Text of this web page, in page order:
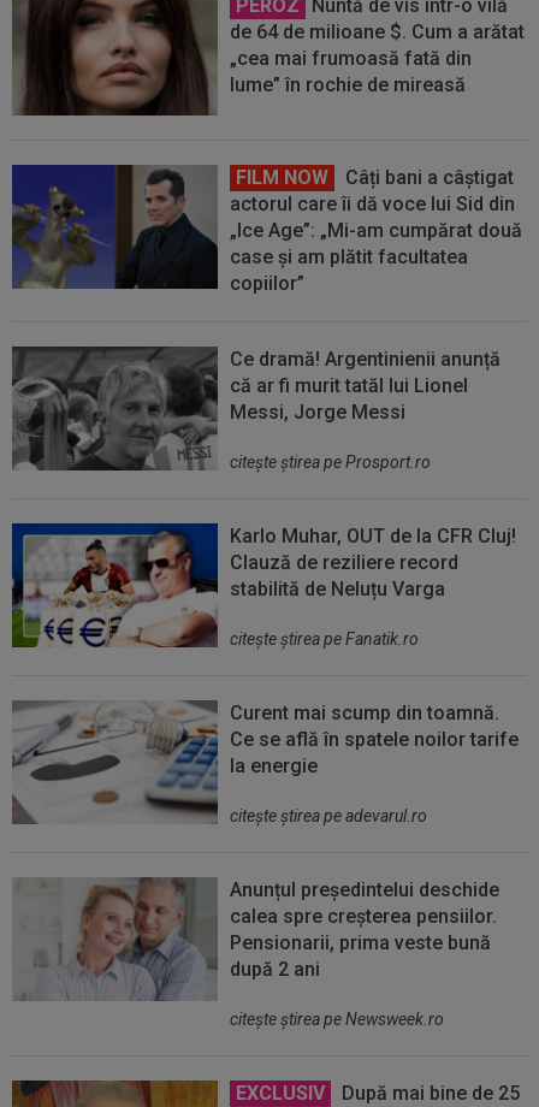
PEROZ
Nuntă de vis într-o vilă
de 64 de milioane $. Cum a arătat
„cea mai frumoasă fată din
lume” în rochie de mireasă
FILM NOW
Câți bani a câștigat
actorul care îi dă voce lui Sid din
„Ice Age”: „Mi-am cumpărat două
case și am plătit facultatea
copiilor”
Ce dramă! Argentinienii anunță
că ar fi murit tatăl lui Lionel
Messi, Jorge Messi
citeşte ştirea pe Prosport.ro
Karlo Muhar, OUT de la CFR Cluj!
Clauză de reziliere record
stabilită de Neluțu Varga
citeşte ştirea pe Fanatik.ro
Curent mai scump din toamnă.
Ce se află în spatele noilor tarife
la energie
citeşte ştirea pe adevarul.ro
Anunțul președintelui deschide
calea spre creșterea pensiilor.
Pensionarii, prima veste bună
după 2 ani
citeşte ştirea pe Newsweek.ro
EXCLUSIV
După mai bine de 25